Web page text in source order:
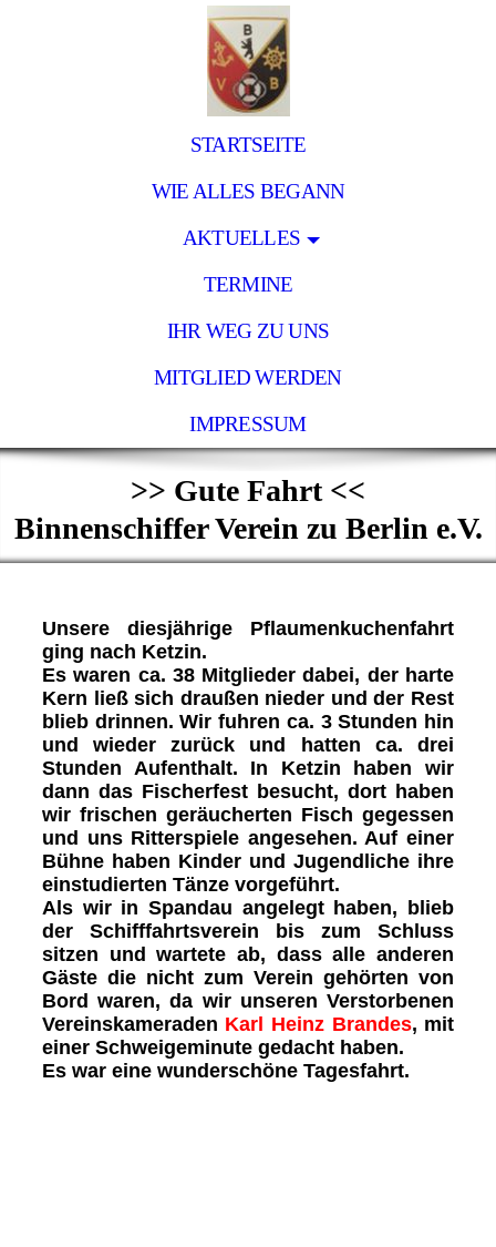
STARTSEITE
WIE ALLES BEGANN
AKTUELLES
TERMINE
IHR WEG ZU UNS
MITGLIED WERDEN
IMPRESSUM
>> Gute Fahrt <<
Binnenschiffer Verein zu Berlin e.V.
Unsere diesjährige Pflaumenkuchenfahrt
ging nach Ketzin.
Es waren ca. 38 Mitglieder dabei, der harte
Kern ließ sich draußen nieder und der Rest
blieb drinnen. Wir fuhren ca. 3 Stunden hin
und wieder zurück und hatten ca. drei
Stunden Aufenthalt. In Ketzin haben wir
dann das Fischerfest besucht, dort haben
wir frischen geräucherten Fisch gegessen
und uns Ritterspiele angesehen. Auf einer
Bühne haben Kinder und Jugendliche ihre
einstudierten Tänze vorgeführt.
Als wir in Spandau angelegt haben, blieb
der Schifffahrtsverein bis zum Schluss
sitzen und wartete ab, dass alle anderen
Gäste die nicht zum Verein gehörten von
Bord waren, da wir unseren Verstorbenen
Vereinskameraden Karl Heinz Brandes, mit
einer Schweigeminute gedacht haben.
Es war eine wunderschöne Tagesfahrt.